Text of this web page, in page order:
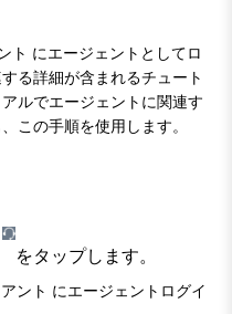
ト にエージェントとしてロ
る詳細が含まれるチュート
ルでエージェントに関連す
この手順を使用します。
をタップします。
ント にエージェントログイ